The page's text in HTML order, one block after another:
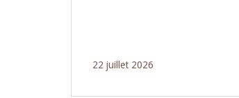
22 juillet 2026